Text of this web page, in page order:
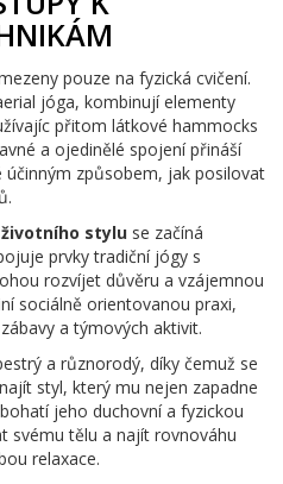
pouze na fyzická cvičení.
jóga, kombinují elementy
přitom látkové hammocks
a ojedinělé spojení přináší
způsobem, jak posilovat
stylu se začíná
prvky tradiční jógy s
rozvíjet důvěru a vzájemnou
sociálně orientovanou praxi,
a týmových aktivit.
a různorodý, díky čemuž se
styl, který mu nejen zapadne
jeho duchovní a fyzickou
svému tělu a najít rovnováhu
relaxace.